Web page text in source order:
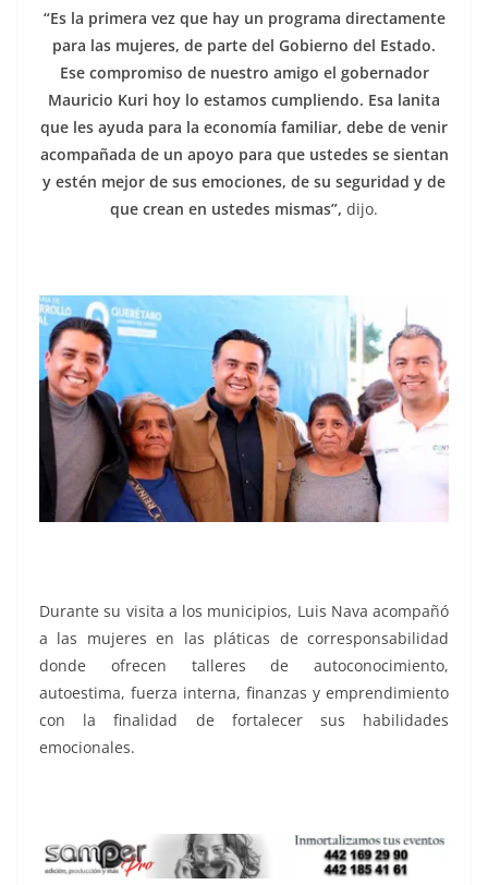
“Es la primera vez que hay un programa directamente
para las mujeres, de parte del Gobierno del Estado.
Ese compromiso de nuestro amigo el gobernador
Mauricio Kuri hoy lo estamos cumpliendo. Esa lanita
que les ayuda para la economía familiar, debe de venir
acompañada de un apoyo para que ustedes se sientan
y estén mejor de sus emociones, de su seguridad y de
que crean en ustedes mismas”, dijo.
Durante su visita a los municipios, Luis Nava acompañó
a las mujeres en las pláticas de corresponsabilidad
donde ofrecen talleres de autoconocimiento,
autoestima, fuerza interna, finanzas y emprendimiento
con la finalidad de fortalecer sus habilidades
emocionales.